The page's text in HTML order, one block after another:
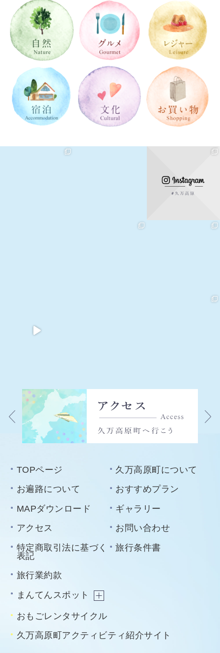
TOPページ
久万高原町について
お遍路について
おすすめプラン
MAPダウンロード
ギャラリー
アクセス
お問い合わせ
特定商取引法に基づく
表記
旅行条件書
旅行業約款
まんてんスポット
おもごレンタサイクル
久万高原町アクティビティ紹介サイト